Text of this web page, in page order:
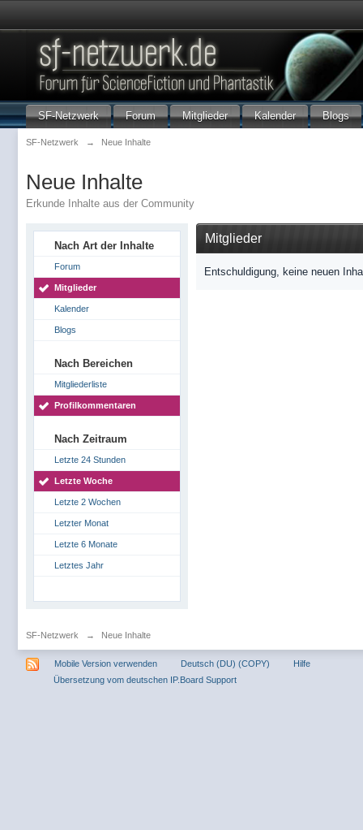
SF-Netzwerk Forum Mitglieder Kalender Blogs
SF-Netzwerk → Neue Inhalte
Neue Inhalte
Erkunde Inhalte aus der Community
Nach Art der Inhalte
Forum
Mitglieder
Kalender
Blogs
Nach Bereichen
Mitgliederliste
Profilkommentaren
Nach Zeitraum
Letzte 24 Stunden
Letzte Woche
Letzte 2 Wochen
Letzter Monat
Letzte 6 Monate
Letztes Jahr
Mitglieder
Entschuldigung, keine neuen
SF-Netzwerk → Neue Inhalte
Mobile Version verwenden Deutsch (DU) (COPY)
Hilfe
Übersetzung vom deutschen IP.Board Support